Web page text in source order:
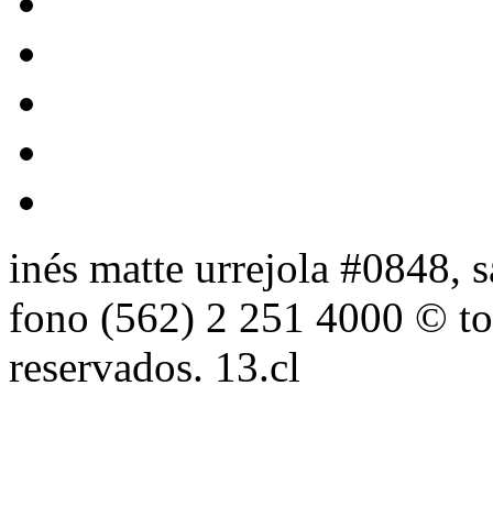
inés matte urrejola #0848,
fono (562) 2 251 4000 ©
reservados. 13.cl